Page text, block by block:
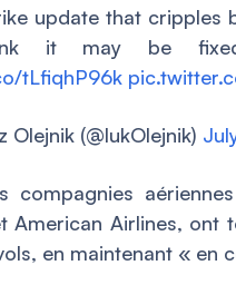
update that cripples
it may be fixed
tLfiqhP96k
(@lukOlejnik)
compagnies
American Airlines, ont
en maintenant « en